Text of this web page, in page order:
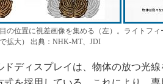
の位置に視差画像を集める（左）。ライトフ
で拡大） 出典：NHK-MT、JDI
ディスプレイは、物体の放つ光